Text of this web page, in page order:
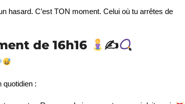
hasard. C’est TON moment. Celui où tu arrêtes de
de 16h16 ✍
quotidien :